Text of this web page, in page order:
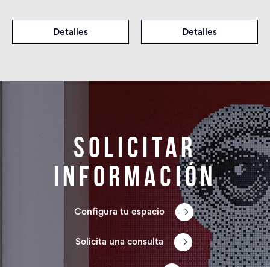
Detalles Detalles
Solicitar
información
Configura tu espacio
Solicita una consulta